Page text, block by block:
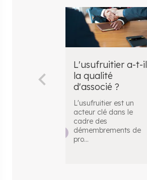
L'usufruitier a-t-il
la qualité
d'associé ?
L'usufruitier est un
acteur clé dans le
cadre des
démembrements de
pro...